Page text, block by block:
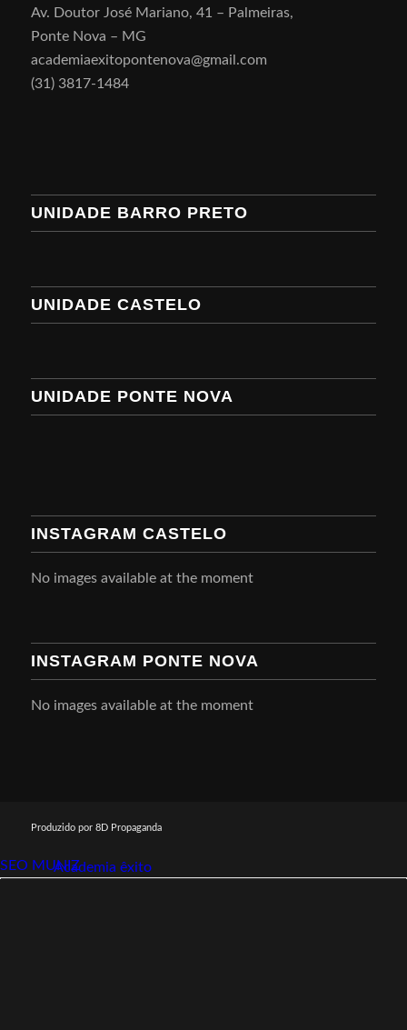
Av. Doutor José Mariano, 41 – Palmeiras,
Ponte Nova – MG
academiaexitopontenova@gmail.com
(31) 3817-1484
UNIDADE BARRO PRETO
UNIDADE CASTELO
UNIDADE PONTE NOVA
INSTAGRAM CASTELO
No images available at the moment
INSTAGRAM PONTE NOVA
No images available at the moment
Produzido por 8D Propaganda
SEO MUNIZ
Link112Academia êxito